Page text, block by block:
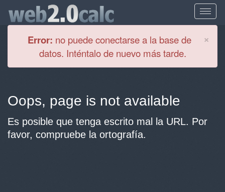
×
Error: no puede conectarse a la base de
datos. Inténtalo de nuevo más tarde.
Oops, page is not available
Es posible que tenga escrito mal la URL. Por
favor, compruebe la ortografía.